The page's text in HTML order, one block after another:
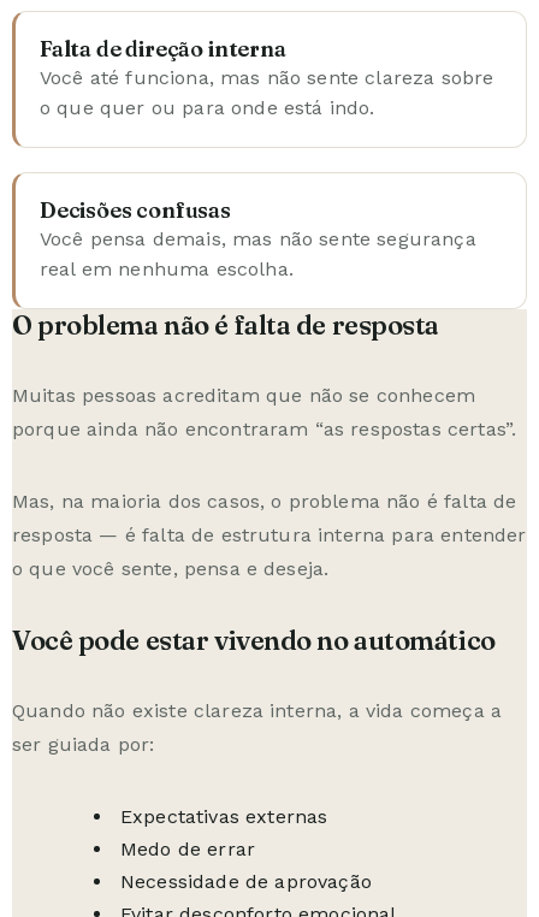
Falta de direção interna
Você até funciona, mas não sente clareza sobre
o que quer ou para onde está indo.
Decisões confusas
Você pensa demais, mas não sente segurança
real em nenhuma escolha.
O problema não é falta de resposta
Muitas pessoas acreditam que não se conhecem
porque ainda não encontraram “as respostas certas”.
Mas, na maioria dos casos, o problema não é falta de
resposta — é falta de estrutura interna para entender
o que você sente, pensa e deseja.
Você pode estar vivendo no automático
Quando não existe clareza interna, a vida começa a
ser guiada por:
Expectativas externas
Medo de errar
Necessidade de aprovação